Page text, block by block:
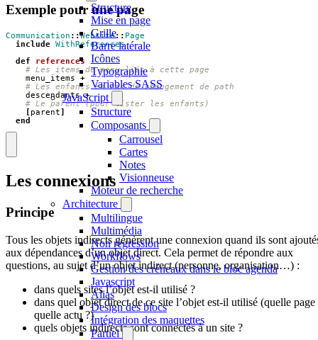
Structure
Mise en page
Grille
Barre latérale
Icônes
Typographie
Variables SASS
JavaScript
Structure
Composants
Carrousel
Cartes
Notes
Visionneuse
Moteur de recherche
Architecture
Multilingue
Multimédia
Non regression
Workflows
Gestion des créneaux dans le bloc agenda
Javascript
Alias
Design des blocs
Intégration des maquettes
Partiel
Exemple pour une page
Communication ::Website:: Page
include WithReferences
def
references
# Les items de menu liés à cette page
menu_items
+
# Les enfants en cas de changement de path
descendants +
# Le parent (pour lister les enfants)
[ parent]
end
Les connexions
Principe
Tous les objets indirects génèrent une connexion quand ils sont
aux dépendances d’un objet direct. Cela permet de répondre aux
questions, au sujet d’un objet indirect (personne, organisation…) :
dans quels sites l’objet est-il utilisé ?
dans quel objet direct de ce site l’objet est-il utilisé (quelle page
quelle actu ?)
quels objets indirects sont connectés à un site ?